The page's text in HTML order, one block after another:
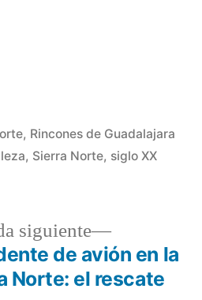
, Rincones de Guadalajara
, Sierra Norte, siglo XX
siguiente
Entrada
siguiente:
de avión en la
Norte: el rescate